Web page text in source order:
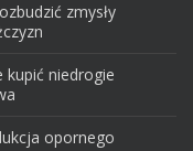
zmysły
kupić niedrogie
opornego